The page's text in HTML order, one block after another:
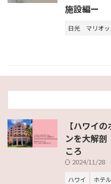
施設編ー
日光 マリオ
【ハワイ
ンを大解剖
ころ
2024/11/28
ハワイ ホテル